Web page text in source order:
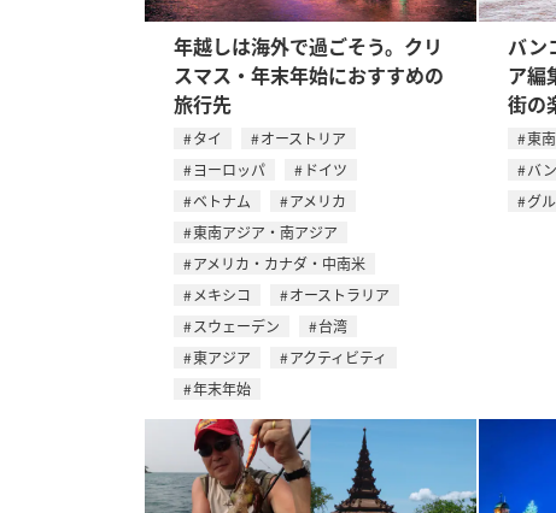
年越しは海外で過ごそう。クリ
スマス・年末年始におすすめの
旅行先
タイ
オーストリア
ヨーロッパ
ドイツ
ベトナム
アメリカ
東南アジア・南アジア
アメリカ・カナダ・中南米
メキシコ
オーストラリア
スウェーデン
台湾
東アジア
アクティビティ
年末年始
バン
ア編
街の
東
バ
グ